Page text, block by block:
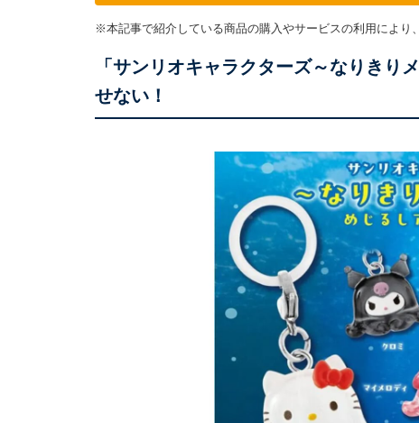
※本記事で紹介している商品の購入やサービスの利用により
「サンリオキャラクターズ～なりきり
せない！